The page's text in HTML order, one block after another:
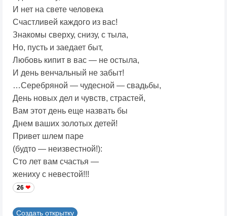
И нет на свете человека
Счастливей каждого из вас!
Знакомы сверху, снизу, с тыла,
Но, пусть и заедает быт,
Любовь кипит в вас — не остыла,
И день венчальный не забыт!
…Серебряной — чудесной — свадьбы,
День новых дел и чувств, страстей,
Вам этот день еще назвать бы
Днем ваших золотых детей!
Привет шлем паре
(будто — неизвестной!):
Сто лет вам счастья —
жениху с невестой!!!
26
Создать открытку